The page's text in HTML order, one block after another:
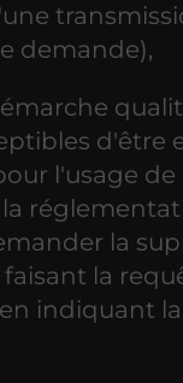
demande),
d'être
l'usage de
la
la
indiquant la